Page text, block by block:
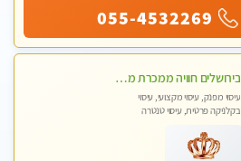
055-4532269
בירושלים חוויה ממכרת מטפלת מהממת לעיסוי טנטרי המשלב בתוכו טכניקות רבות מעולם המזרח
עיסוי מפנק, עיסוי מקצועי, עיסוי
בקלניקה פרטית, עיסוי טנטרה